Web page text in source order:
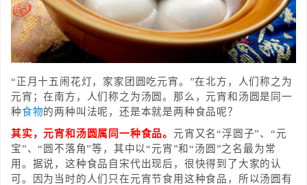
“正月十五闹花灯，家家团圆吃元宵。”在北方，人们称之为
元宵；在南方，人们称之为汤圆。那么，元宵和汤圆是同一
种食物的两种叫法呢，还是本就是两种食品呢？
其实，元宵和汤圆属同一种食品。 元宵又名“浮圆子”、“元
宝”、“圆不落角”等，其中以“元宵”和“汤圆”之名最为常
用。据说，这种食品自宋代出现后，很快得到了大家的认
可。因为当时的人们只在元宵节食用这种食品，所以汤圆有